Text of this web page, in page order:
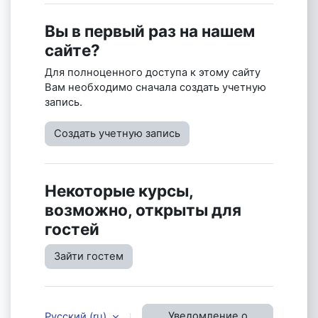
Вы в первый раз на нашем
сайте?
Для полноценного доступа к этому сайту
Вам необходимо сначала создать учетную
запись.
Создать учетную запись
Некоторые курсы,
возможно, открыты для
гостей
Зайти гостем